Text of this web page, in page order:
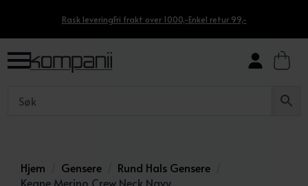
Rask leveringFri frakt over 1000,-Enkel retur 99,-
Hjem Gensere
Rund Hals Gensere
Keane Merino Crew Neck Navy